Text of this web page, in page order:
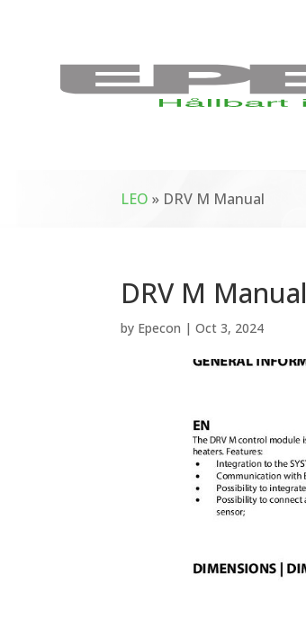
LEO » DRV M Manual
DRV M Manual
by Epecon |Oct 3, 2024